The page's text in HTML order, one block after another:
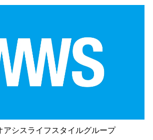
アシスライフスタイルグループ